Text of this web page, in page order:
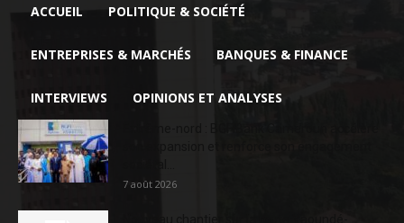
ACCUEIL POLITIQUE & SOCIÉTÉ
ENTREPRISES & MARCHÉS BANQUES & FINANCE
INTERVIEWS OPINIONS ET ANALYSES
7 août 2026